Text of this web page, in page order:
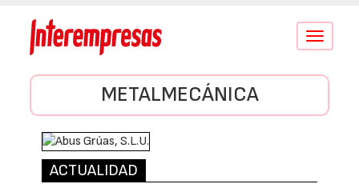
Conmutar
METALMECÁNICA
ACTUALIDAD